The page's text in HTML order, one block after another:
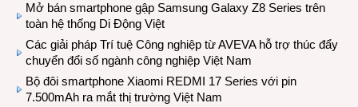
Mở bán smartphone gập Samsung Galaxy Z8 Series trên
toàn hệ thống Di Động Việt
Các giải pháp Trí tuệ Công nghiệp từ AVEVA hỗ trợ thúc đẩy
chuyển đổi số ngành công nghiệp Việt Nam
Bộ đôi smartphone Xiaomi REDMI 17 Series với pin
7.500mAh ra mắt thị trường Việt Nam